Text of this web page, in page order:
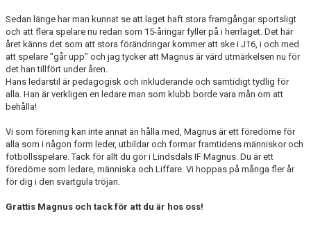
Sedan länge har man kunnat se att laget haft stora framgångar sportsligt
och att flera spelare nu redan som 15-åringar fyller på i herrlaget. Det här
året känns det som att stora förändringar kommer att ske i J16, i och med
att spelare "går upp" och jag tycker att Magnus är värd utmärkelsen nu för
det han tillfört under åren.
Hans ledarstil är pedagogisk och inkluderande och samtidigt tydlig för
alla. Han är verkligen en ledare man som klubb borde vara mån om att
behålla!
Vi som förening kan inte annat än hålla med, Magnus är ett föredöme för
alla som i någon form leder, utbildar och formar framtidens människor och
fotbollsspelare. Tack för allt du gör i Lindsdals IF Magnus. Du är ett
föredöme som ledare, människa och Liffare. Vi hoppas på många fler år
för dig i den svartgula tröjan.
Grattis Magnus och tack för att du är hos oss!